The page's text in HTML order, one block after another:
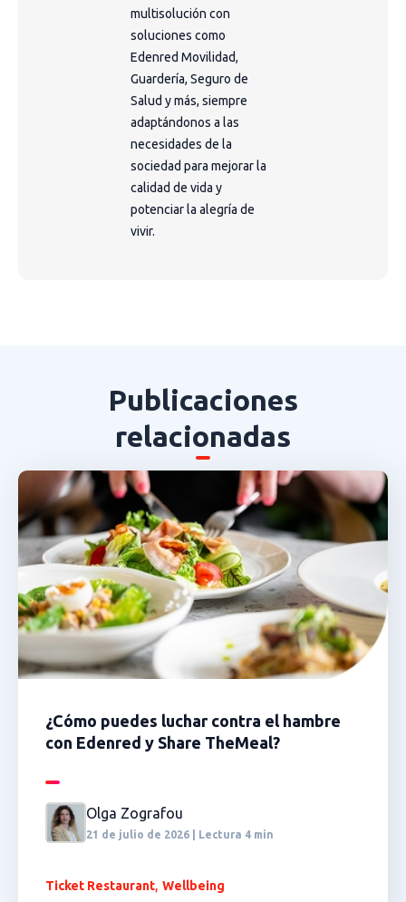
multisolución con
soluciones como
Edenred Movilidad,
Guardería, Seguro de
Salud y más, siempre
adaptándonos a las
necesidades de la
sociedad para mejorar la
calidad de vida y
potenciar la alegría de
vivir.
Publicaciones
relacionadas
¿Cómo puedes luchar contra el hambre
con Edenred y Share TheMeal?
Olga Zografou
21 de julio de 2026 | Lectura 4 min
Ticket Restaurant, Wellbeing